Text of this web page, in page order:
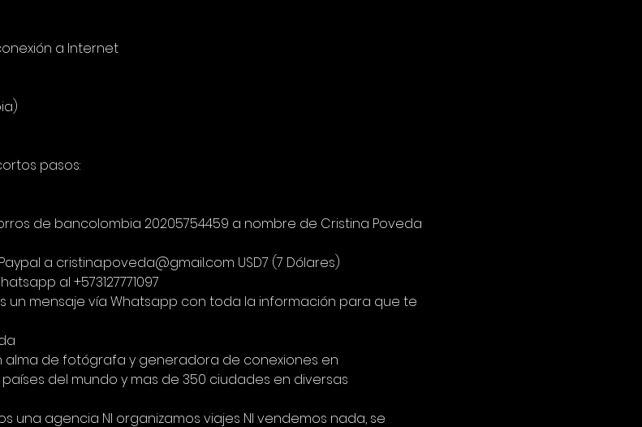
a Internet
pasos:
de bancolombia 20205754459 a nombre de Cristina Poveda
a cristina.poveda@gmail.com USD7 (7 Dólares)
al +573127771097
un mensaje vía Whatsapp con toda la información para que te
alma de fotógrafa y generadora de conexiones en
del mundo y mas de 350 ciudades en diversas
una agencia NI organizamos viajes NI vendemos nada, se